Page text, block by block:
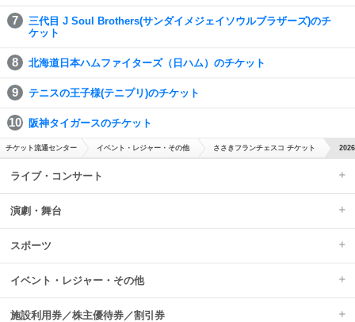
三代目 J Soul Brothers(サンダイメジェイソウルブラザーズ)のチ
ケット
北海道日本ハムファイターズ（日ハム）のチケット
テニスの王子様(テニプリ)のチケット
阪神タイガースのチケット
チケット流通センター イベント・レジャー・その他 ささきフランチェスコ チケット
ライブ・コンサート
演劇・舞台
スポーツ
イベント・レジャー・その他
施設利用券／株主優待券／割引券